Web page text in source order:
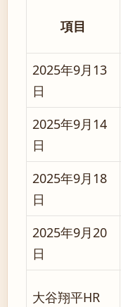
項目
2025年9月13
日
2025年9月14
日
2025年9月18
日
2025年9月20
日
大谷翔平HR